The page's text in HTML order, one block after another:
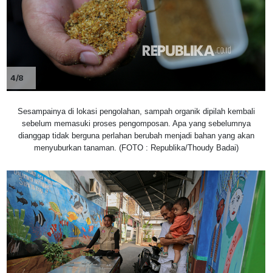
4/8
Sesampainya di lokasi pengolahan, sampah organik dipilah kembali
sebelum memasuki proses pengomposan. Apa yang sebelumnya
dianggap tidak berguna perlahan berubah menjadi bahan yang akan
menyuburkan tanaman. (FOTO : Republika/Thoudy Badai)